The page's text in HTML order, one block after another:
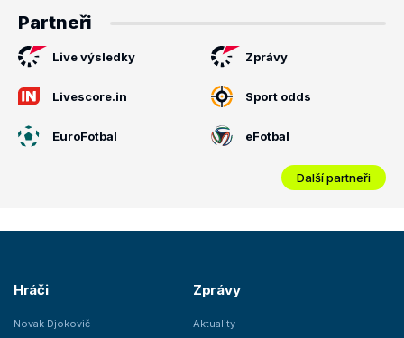
Partneři
Live výsledky Zprávy
Livescore.in Sport odds
EuroFotbal eFotbal
Další partneři
Hráči
Novak Djokovič
Zprávy
Aktuality